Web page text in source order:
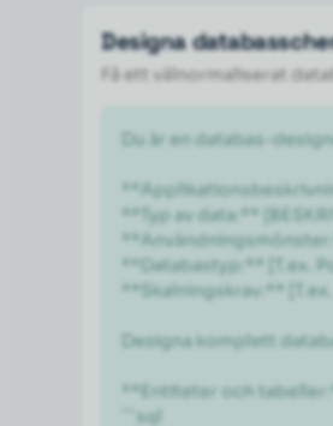
Designa
Få ett välnormaliserat
Du är en databas-
**Typ av data:**
**Databastyp:** [T.ex.
**Skalningskrav:**
Designa komplett
**Entiteter och
```sql